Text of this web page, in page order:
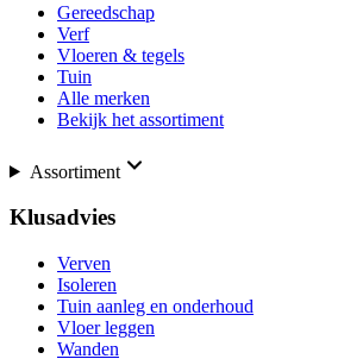
Gereedschap
Verf
Vloeren & tegels
Tuin
Alle merken
Bekijk het assortiment
Assortiment
Klusadvies
Verven
Isoleren
Tuin aanleg en onderhoud
Vloer leggen
Wanden